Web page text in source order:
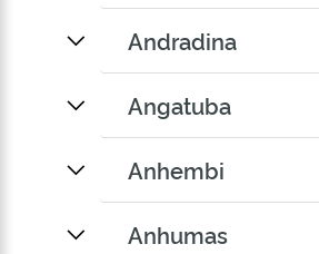
Andradina
Angatuba
Anhembi
Anhumas